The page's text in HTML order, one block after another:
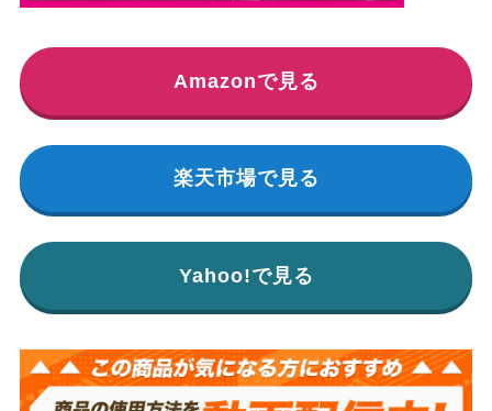
Amazonで見る
楽天市場で見る
Yahoo!で見る